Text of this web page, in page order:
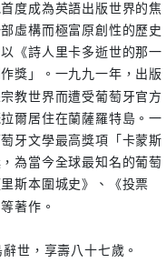
度成為英語出版世界的焦
虛構而極富原創性的歷史
《詩人里卡多逝世的那一
獎」。一九九一年，出版
教世界而遭受葡萄牙官方
爾居住在蘭薩羅特島。一
牙文學最高獎項「卡蒙斯
為當今全球最知名的葡萄
斯本圍城史》、《投票
著作。
世，享壽八十七歲。